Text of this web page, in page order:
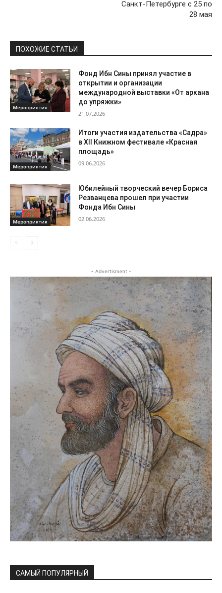
Санкт-Петербурге с 25 по
28 мая
ПОХОЖИЕ СТАТЬИ
Мероприятия
Фонд Ибн Сины принял участие в
открытии и организации
международной выставки «От аркана
до упряжки»
21.07.2026
Мероприятия
Итоги участия издательства «Садра»
в XII Книжном фестивале «Красная
площадь»
09.06.2026
Мероприятия
Юбилейный творческий вечер Бориса
Резванцева прошел при участии
Фонда Ибн Сины
02.06.2026
- Advertisment -
САМЫЙ ПОПУЛЯРНЫЙ